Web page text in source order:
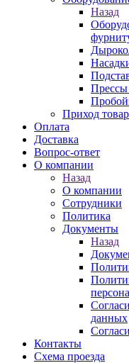
Назад
Приход
Оплата
Доставка
Вопрос-ответ
О компании
Назад
О компании
Сотрудники
Политика
Документы
Назад
данных
Контакты
Схема проезда